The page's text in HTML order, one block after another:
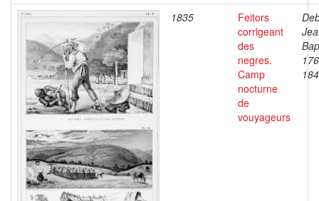
1835
Feitors
corrigeant
des
negres.
Camp
nocturne
de
vouyageurs